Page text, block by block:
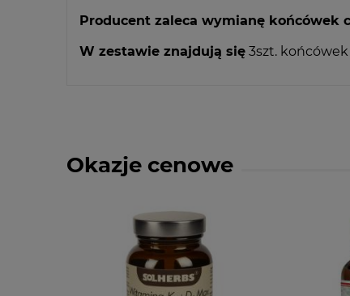
Producent zaleca wymianę końcówek
W zestawie znajdują się 3szt. końcówek
Okazje cenowe